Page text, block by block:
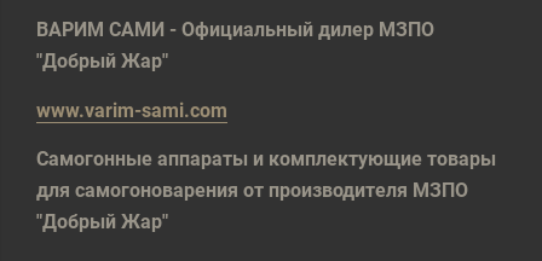
ВАРИМ САМИ - Официальный дилер МЗПО
"Добрый Жар"
www.varim-sami.com
Самогонные аппараты и комплектующие товары
для самогоноварения от производителя МЗПО
"Добрый Жар"